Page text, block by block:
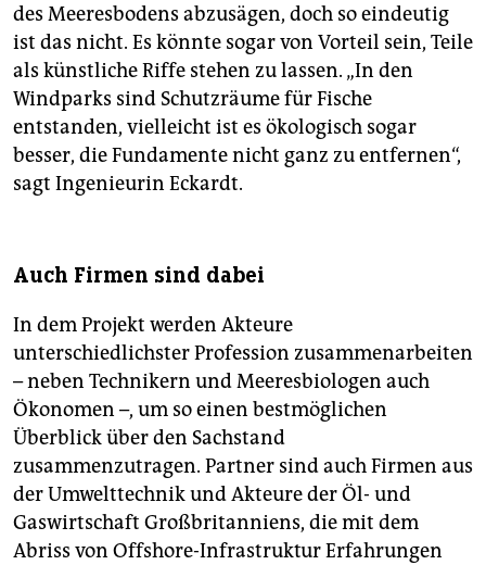
des Meeresbodens abzusägen, doch so eindeutig
ist das nicht. Es könnte sogar von Vorteil sein, Teile
als künstliche Riffe stehen zu lassen. „In den
Windparks sind Schutzräume für Fische
entstanden, vielleicht ist es ökologisch sogar
besser, die Fundamente nicht ganz zu entfernen“,
sagt Ingenieurin Eckardt.
Auch Firmen sind dabei
In dem Projekt werden Akteure
unterschiedlichster Profession zusammenarbeiten
– neben Technikern und Meeresbiologen auch
Ökonomen –, um so einen bestmöglichen
Überblick über den Sachstand
zusammenzutragen. Partner sind auch Firmen aus
der Umwelttechnik und Akteure der Öl- und
Gaswirtschaft Großbritanniens, die mit dem
Abriss von Offshore-Infrastruktur Erfahrungen